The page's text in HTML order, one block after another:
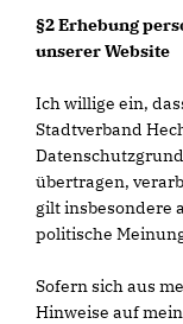
§2 Erhebung
unserer Website
Ich willige ein,
Stadtverband
übertragen,
gilt insbesondere
politische
Sofern sich aus
Hinweise auf